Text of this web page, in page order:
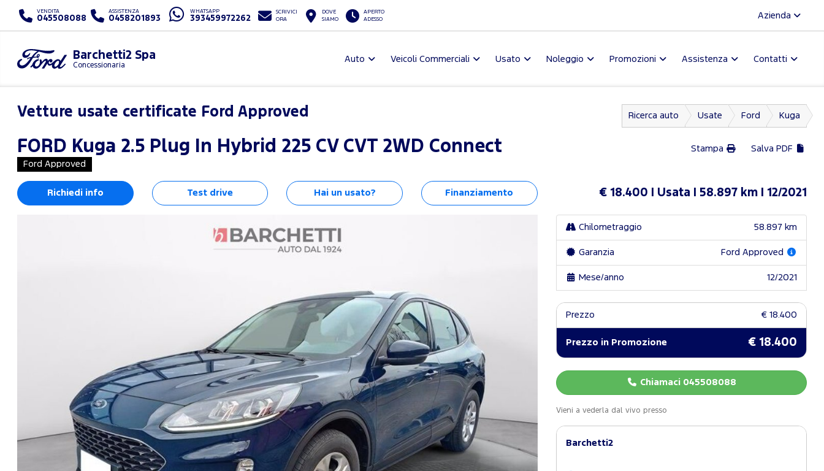
VENDITA
045508088
ASSISTENZA
0458201893
WHATSAPP
393459972262
SCRIVICI
ORA
DOVE
SIAMO
APERTO
ADESSO
Azienda
Barchetti2 Spa
Concessionaria
Auto Veicoli Commerciali Usato Noleggio Promozioni Assistenza Contatti
Vetture usate certificate Ford Approved Ricerca auto Usate Ford Kuga
FORD Kuga 2.5 Plug In Hybrid 225 CV CVT 2WD Connect
Ford Approved
Stampa Salva PDF
Richiedi info Test drive Hai un usato? Finanziamento € 18.400 Usata 58.897 km 12/2021
Chilometraggio 58.897 km
Garanzia Ford Approved
Mese/anno 12/2021
Prezzo € 18.400
Prezzo in Promozione € 18.400
Chiamaci 045508088
Vieni a vederla dal vivo presso
Barchetti2